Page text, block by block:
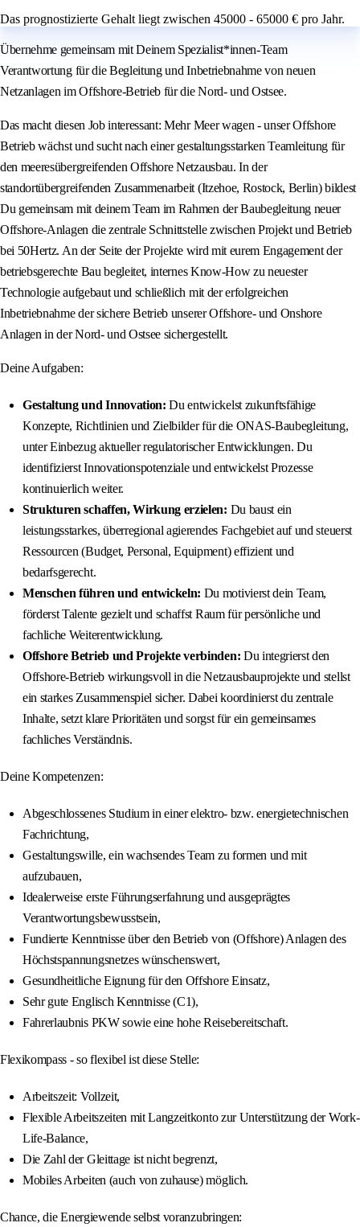
Das prognostizierte Gehalt liegt zwischen 45000 - 65000 € pro Jahr.
Übernehme gemeinsam mit Deinem Spezialist*innen-Team
Verantwortung für die Begleitung und Inbetriebnahme von neuen
Netzanlagen im Offshore-Betrieb für die Nord- und Ostsee.
Das macht diesen Job interessant: Mehr Meer wagen - unser Offshore
Betrieb wächst und sucht nach einer gestaltungsstarken Teamleitung für
den meeresübergreifenden Offshore Netzausbau. In der
standortübergreifenden Zusammenarbeit (Itzehoe, Rostock, Berlin) bildest
Du gemeinsam mit deinem Team im Rahmen der Baubegleitung neuer
Offshore-Anlagen die zentrale Schnittstelle zwischen Projekt und Betrieb
bei 50Hertz. An der Seite der Projekte wird mit eurem Engagement der
betriebsgerechte Bau begleitet, internes Know-How zu neuester
Technologie aufgebaut und schließlich mit der erfolgreichen
Inbetriebnahme der sichere Betrieb unserer Offshore- und Onshore
Anlagen in der Nord- und Ostsee sichergestellt.
Deine Aufgaben:
Gestaltung und Innovation: Du entwickelst zukunftsfähige
Konzepte, Richtlinien und Zielbilder für die ONAS‑Baubegleitung,
unter Einbezug aktueller regulatorischer Entwicklungen. Du
identifizierst Innovationspotenziale und entwickelst Prozesse
kontinuierlich weiter.
Strukturen schaffen, Wirkung erzielen: Du baust ein
leistungsstarkes, überregional agierendes Fachgebiet auf und steuerst
Ressourcen (Budget, Personal, Equipment) effizient und
bedarfsgerecht.
Menschen führen und entwickeln: Du motivierst dein Team,
förderst Talente gezielt und schaffst Raum für persönliche und
fachliche Weiterentwicklung.
Offshore Betrieb und Projekte verbinden: Du integrierst den
Offshore‑Betrieb wirkungsvoll in die Netzausbauprojekte und stellst
ein starkes Zusammenspiel sicher. Dabei koordinierst du zentrale
Inhalte, setzt klare Prioritäten und sorgst für ein gemeinsames
fachliches Verständnis.
Deine Kompetenzen:
Abgeschlossenes Studium in einer elektro- bzw. energietechnischen
Fachrichtung,
Gestaltungswille, ein wachsendes Team zu formen und mit
aufzubauen,
Idealerweise erste Führungserfahrung und ausgeprägtes
Verantwortungsbewusstsein,
Fundierte Kenntnisse über den Betrieb von (Offshore) Anlagen des
Höchstspannungsnetzes wünschenswert,
Gesundheitliche Eignung für den Offshore Einsatz,
Sehr gute Englisch Kenntnisse (C1),
Fahrerlaubnis PKW sowie eine hohe Reisebereitschaft.
Flexikompass - so flexibel ist diese Stelle:
Arbeitszeit: Vollzeit,
Flexible Arbeitszeiten mit Langzeitkonto zur Unterstützung der Work-
Life-Balance,
Die Zahl der Gleittage ist nicht begrenzt,
Mobiles Arbeiten (auch von zuhause) möglich.
Chance, die Energiewende selbst voranzubringen: